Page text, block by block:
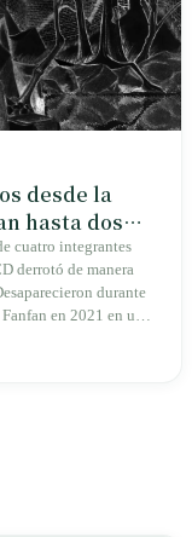
desde la
hasta dos
Banda
cuatro integrantes
derrotó de manera
durante
en 2021 en un
regresaron con
«No Party for